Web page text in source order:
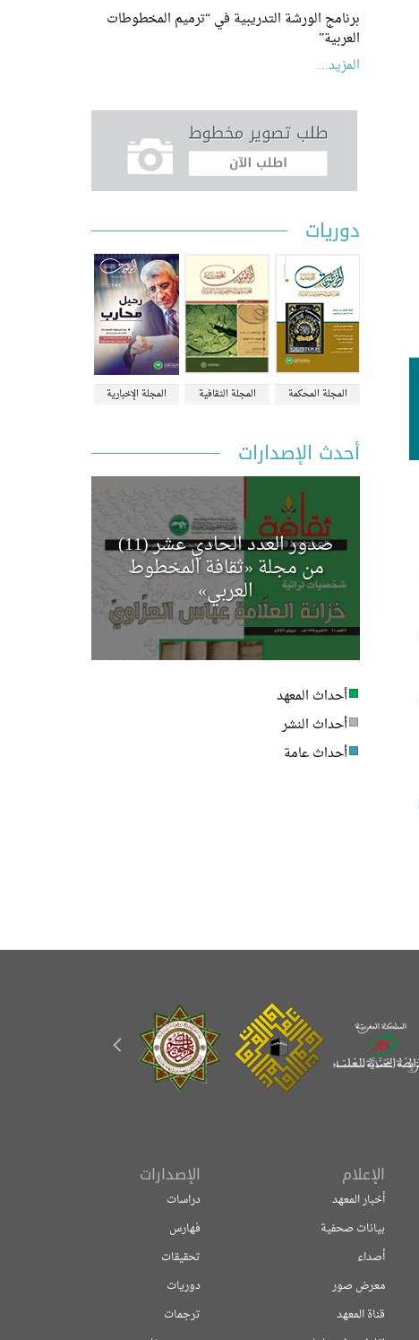
برنامج الورشة التدريبية في “ترميم المخطوطات
العربية”
المزيد...
دوريات
المجلة المحكمة المجلة الثقافية المجلة الإخبارية
أحدث الإصدارات
صدور العدد الحادي عشر (11)
من مجلة «ثقافة المخطوط
العربي»
أحداث المعهد
أحداث النشر
أحداث عامة
الإصدارات
دراسات
فهارس
تحقيقات
دوريات
ترجمات
الإعلام
أخبار المعهد
بيانات صحفية
أصداء
معرض صور
قناة المعهد